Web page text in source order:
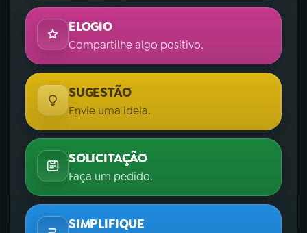
ELOGIO
Compartilhe algo positivo.
SUGESTÃO
Envie uma ideia.
SOLICITAÇÃO
Faça um pedido.
SIMPLIFIQUE